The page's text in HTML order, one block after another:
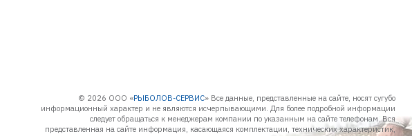
© 2026 ООО «РЫБОЛОВ-СЕРВИС» Все данные, представленные на сайте, носят сугубо
информационный характер и не являются исчерпывающими. Для более подробной информации
следует обращаться к менеджерам компании по указанным на сайте телефонам. Вся
представленная на сайте информация, касающаяся комплектации, технических характеристик,